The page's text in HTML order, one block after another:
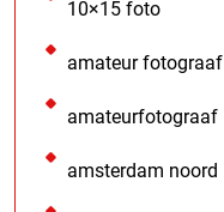
10×15 foto
amateur fotograaf
amateurfotograaf
amsterdam noord